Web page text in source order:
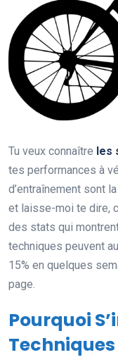
Tu veux connaître les
tes performances à
d’entraînement sont
et laisse-moi te dire,
des stats qui
techniques peuvent
15% en quelques
page.
Pourquoi